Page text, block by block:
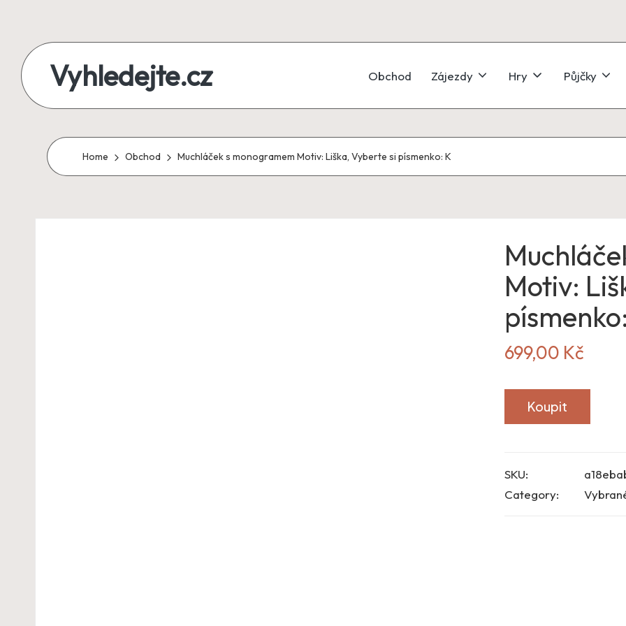
content
Vyhledejte.cz
produkty
i
Obchod Zájezdy Hry Půjčky
Home Obchod Muchláček s monogramem Motiv: Liška, Vyberte si písmenko: K
Motiv:
699,00 Kč
Koupit
SKU:
Category: